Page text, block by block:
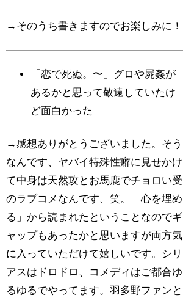
→そのうち書きますのでお楽しみに！
「恋で死ぬ。〜」グロや屍姦が
あるかと思って敬遠していたけ
ど面白かった
→感想ありがとうございました。そう
なんです、ヤバイ特殊性癖に見せかけ
て中身は天然攻とお馬鹿でチョロい受
のラブコメなんです、笑。「心を埋め
る」から読まれたということなのでギ
ャップもあったかと思いますが両方気
に入っていただけて嬉しいです。シリ
アスはドロドロ、コメディはご都合ゆ
るゆるでやってます。羽多野ファンと